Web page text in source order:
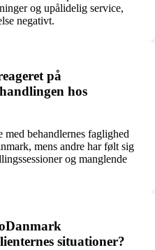
og upålidelig service,
negativt.
på
hos
behandlernes faglighed
mens andre har følt sig
og manglende
situationer?